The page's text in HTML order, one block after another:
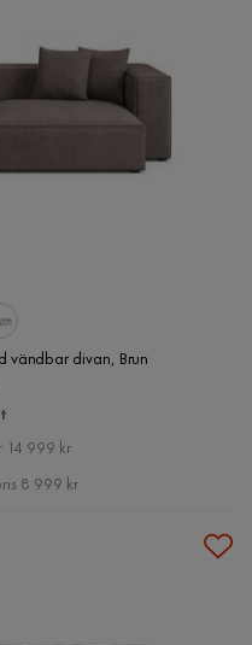
vändbar divan, Brun
14 999 kr
8 999 kr